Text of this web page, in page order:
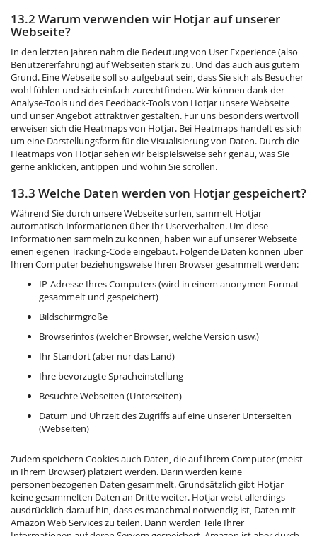
13.2 Warum verwenden wir Hotjar auf unserer
Webseite?
In den letzten Jahren nahm die Bedeutung von User Experience (also
Benutzererfahrung) auf Webseiten stark zu. Und das auch aus gutem
Grund. Eine Webseite soll so aufgebaut sein, dass Sie sich als Besucher
wohl fühlen und sich einfach zurechtfinden. Wir können dank der
Analyse-Tools und des Feedback-Tools von Hotjar unsere Webseite
und unser Angebot attraktiver gestalten. Für uns besonders wertvoll
erweisen sich die Heatmaps von Hotjar. Bei Heatmaps handelt es sich
um eine Darstellungsform für die Visualisierung von Daten. Durch die
Heatmaps von Hotjar sehen wir beispielsweise sehr genau, was Sie
gerne anklicken, antippen und wohin Sie scrollen.
13.3 Welche Daten werden von Hotjar gespeichert?
Während Sie durch unsere Webseite surfen, sammelt Hotjar
automatisch Informationen über Ihr Userverhalten. Um diese
Informationen sammeln zu können, haben wir auf unserer Webseite
einen eigenen Tracking-Code eingebaut. Folgende Daten können über
Ihren Computer beziehungsweise Ihren Browser gesammelt werden:
IP-Adresse Ihres Computers (wird in einem anonymen Format
gesammelt und gespeichert)
Bildschirmgröße
Browserinfos (welcher Browser, welche Version usw.)
Ihr Standort (aber nur das Land)
Ihre bevorzugte Spracheinstellung
Besuchte Webseiten (Unterseiten)
Datum und Uhrzeit des Zugriffs auf eine unserer Unterseiten
(Webseiten)
Zudem speichern Cookies auch Daten, die auf Ihrem Computer (meist
in Ihrem Browser) platziert werden. Darin werden keine
personenbezogenen Daten gesammelt. Grundsätzlich gibt Hotjar
keine gesammelten Daten an Dritte weiter. Hotjar weist allerdings
ausdrücklich darauf hin, dass es manchmal notwendig ist, Daten mit
Amazon Web Services zu teilen. Dann werden Teile Ihrer